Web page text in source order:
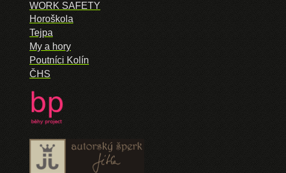
WORK SAFETY
Horoškola
Tejpa
My a hory
Poutníci Kolín
ČHS